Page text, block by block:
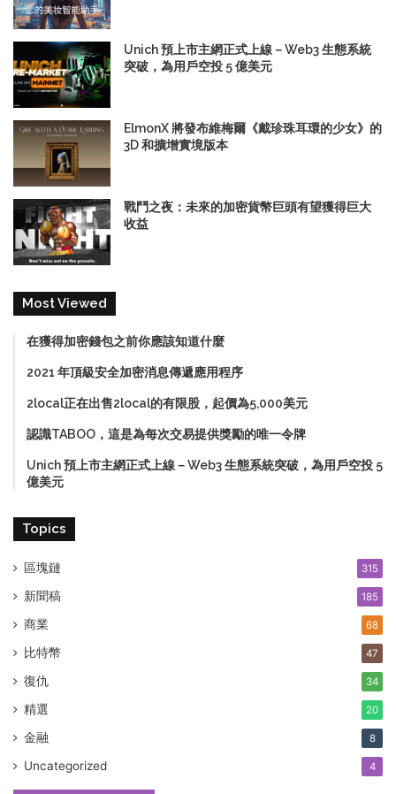
Unich 預上市主網正式上線－Web3 生態系統
突破，為用戶空投 5 億美元
ElmonX 將發布維梅爾《戴珍珠耳環的少女》的
3D 和擴增實境版本
戰鬥之夜：未來的加密貨幣巨頭有望獲得巨大
收益
Most Viewed
在獲得加密錢包之前你應該知道什麼
2021 年頂級安全加密消息傳遞應用程序
2local正在出售2local的有限股，起價為5,000美元
認識TABOO，這是為每次交易提供獎勵的唯一令牌
Unich 預上市主網正式上線－Web3 生態系統突破，為用戶空投 5
億美元
Topics
區塊鏈 315
新聞稿 185
商業 68
比特幣 47
復仇 34
精選 20
金融 8
Uncategorized 4